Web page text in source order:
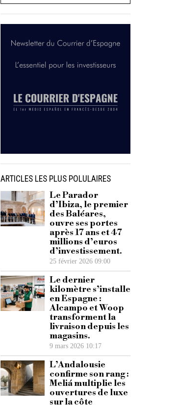
ARTICLES LES PLUS POLULAIRES
Le Parador
d’Ibiza, le premier
des Baléares,
ouvre ses portes
après 17 ans et 47
millions d’euros
d’investissement.
25 février 2026 09:00
Le dernier
kilomètre s’installe
en Espagne :
Alcampo et Woop
transforment la
livraison depuis les
magasins.
9 mars 2026 10:17
L’Andalousie
confirme son rang :
Meliá multiplie les
ouvertures de luxe
sur la côte